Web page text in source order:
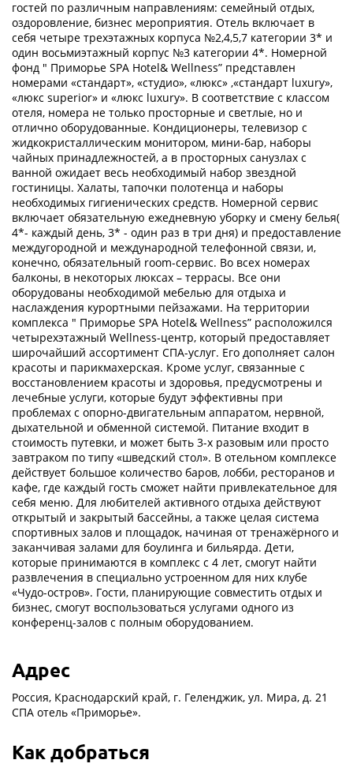
гостей по различным направлениям: семейный отдых,
оздоровление, бизнес мероприятия. Отель включает в
себя четыре трехэтажных корпуса №2,4,5,7 категории 3* и
один восьмиэтажный корпус №3 категории 4*. Номерной
фонд " Приморье SPA Hotel& Wellness” представлен
номерами «стандарт», «студио», «люкс» ,«стандарт luxury»,
«люкс superior» и «люкс luxury». В соответствие с классом
отеля, номера не только просторные и светлые, но и
отлично оборудованные. Кондиционеры, телевизор с
жидкокристаллическим монитором, мини-бар, наборы
чайных принадлежностей, а в просторных санузлах с
ванной ожидает весь необходимый набор звездной
гостиницы. Халаты, тапочки полотенца и наборы
необходимых гигиенических средств. Номерной сервис
включает обязательную ежедневную уборку и смену белья(
4*- каждый день, 3* - один раз в три дня) и предоставление
междугородной и международной телефонной связи, и,
конечно, обязательный room-сервис. Во всех номерах
балконы, в некоторых люксах – террасы. Все они
оборудованы необходимой мебелью для отдыха и
наслаждения курортными пейзажами. На территории
комплекса " Приморье SPA Hotel& Wellness” расположился
четырехэтажный Wellness-центр, который предоставляет
широчайший ассортимент СПА-услуг. Его дополняет салон
красоты и парикмахерская. Кроме услуг, связанные с
восстановлением красоты и здоровья, предусмотрены и
лечебные услуги, которые будут эффективны при
проблемах с опорно-двигательным аппаратом, нервной,
дыхательной и обменной системой. Питание входит в
стоимость путевки, и может быть 3-х разовым или просто
завтраком по типу «шведский стол». В отельном комплексе
действует большое количество баров, лобби, ресторанов и
кафе, где каждый гость сможет найти привлекательное для
себя меню. Для любителей активного отдыха действуют
открытый и закрытый бассейны, а также целая система
спортивных залов и площадок, начиная от тренажёрного и
заканчивая залами для боулинга и бильярда. Дети,
которые принимаются в комплекс с 4 лет, смогут найти
развлечения в специально устроенном для них клубе
«Чудо-остров». Гости, планирующие совместить отдых и
бизнес, смогут воспользоваться услугами одного из
конференц-залов с полным оборудованием.
Адрес
Россия, Краснодарский край, г. Геленджик, ул. Мира, д. 21
СПА отель «Приморье».
Как добраться